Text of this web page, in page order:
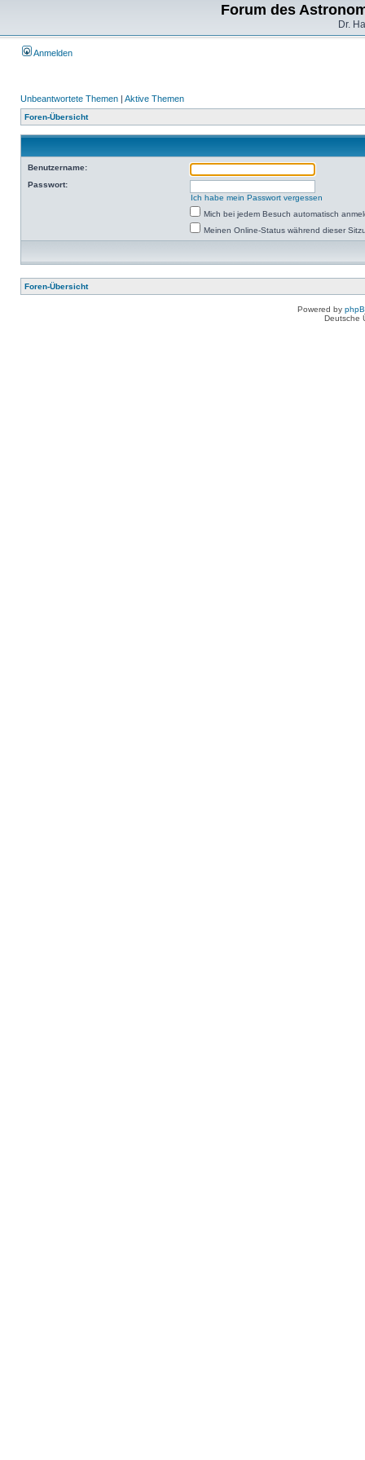
Forum des
Dr.
Anmelden
Unbeantwortete Themen | Aktive Themen
Foren-Übersicht
Benutzername:
Passwort:
Ich habe mein Passwort vergessen
Mich bei jedem Besuch automatisch
Meinen Online-Status während dieser
Foren-Übersicht
Powered by
Deutsche